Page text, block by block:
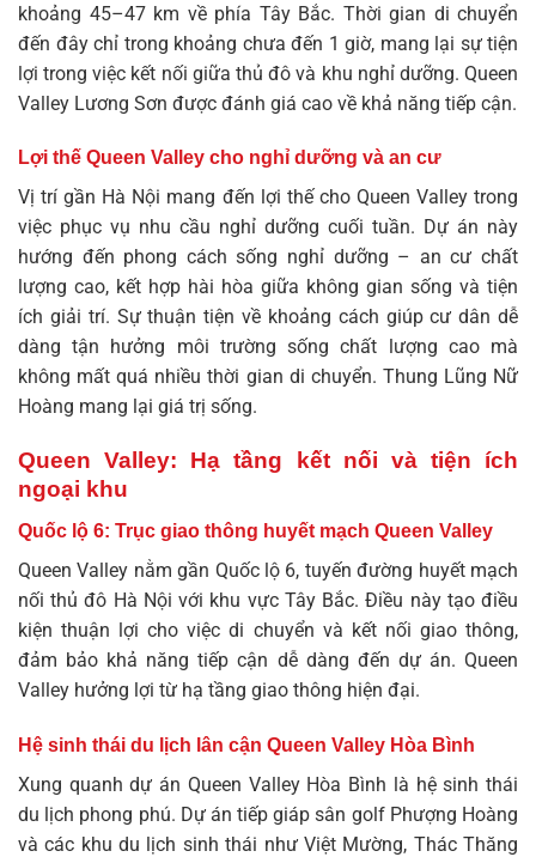
khoảng 45–47 km về phía Tây Bắc. Thời gian di chuyển
đến đây chỉ trong khoảng chưa đến 1 giờ, mang lại sự tiện
lợi trong việc kết nối giữa thủ đô và khu nghỉ dưỡng. Queen
Valley Lương Sơn được đánh giá cao về khả năng tiếp cận.
Lợi thế Queen Valley cho nghỉ dưỡng và an cư
Vị trí gần Hà Nội mang đến lợi thế cho Queen Valley trong
việc phục vụ nhu cầu nghỉ dưỡng cuối tuần. Dự án này
hướng đến phong cách sống nghỉ dưỡng – an cư chất
lượng cao, kết hợp hài hòa giữa không gian sống và tiện
ích giải trí. Sự thuận tiện về khoảng cách giúp cư dân dễ
dàng tận hưởng môi trường sống chất lượng cao mà
không mất quá nhiều thời gian di chuyển. Thung Lũng Nữ
Hoàng mang lại giá trị sống.
Queen Valley: Hạ tầng kết nối và tiện ích
ngoại khu
Quốc lộ 6: Trục giao thông huyết mạch Queen Valley
Queen Valley nằm gần Quốc lộ 6, tuyến đường huyết mạch
nối thủ đô Hà Nội với khu vực Tây Bắc. Điều này tạo điều
kiện thuận lợi cho việc di chuyển và kết nối giao thông,
đảm bảo khả năng tiếp cận dễ dàng đến dự án. Queen
Valley hưởng lợi từ hạ tầng giao thông hiện đại.
Hệ sinh thái du lịch lân cận Queen Valley Hòa Bình
Xung quanh dự án Queen Valley Hòa Bình là hệ sinh thái
du lịch phong phú. Dự án tiếp giáp sân golf Phượng Hoàng
và các khu du lịch sinh thái như Việt Mường, Thác Thăng